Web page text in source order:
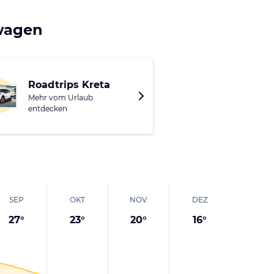
Aptera in
Roadtrips Kreta
Mehr vom Urlaub
entdecken
SEP
27°
OKT
23°
NOV
20°
DEZ
16°